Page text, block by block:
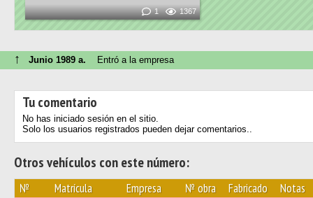
1 1367
↑ Junio 1989 a. Entró a la empresa
Tu comentario
No has iniciado sesión en el sitio.
Solo los usuarios registrados pueden dejar comentarios..
Otros vehículos con este número:
№ Matrícula Empresa № obra Fabricado Notas